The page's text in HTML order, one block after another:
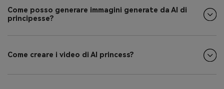
Come posso generare immagini generate da AI di
principesse?
Come creare i video di AI princess?